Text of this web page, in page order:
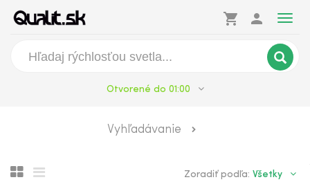
Otvorené do 01:00
shopping_cart person
Black Tears Dry Spiced
Vyhľadávanie
Zoradiť podľa: Všetky